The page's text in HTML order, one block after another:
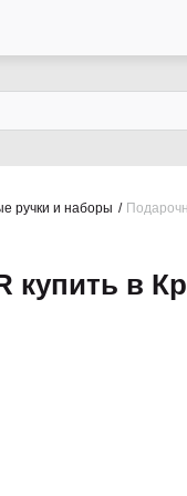
ручки и наборы
купить в